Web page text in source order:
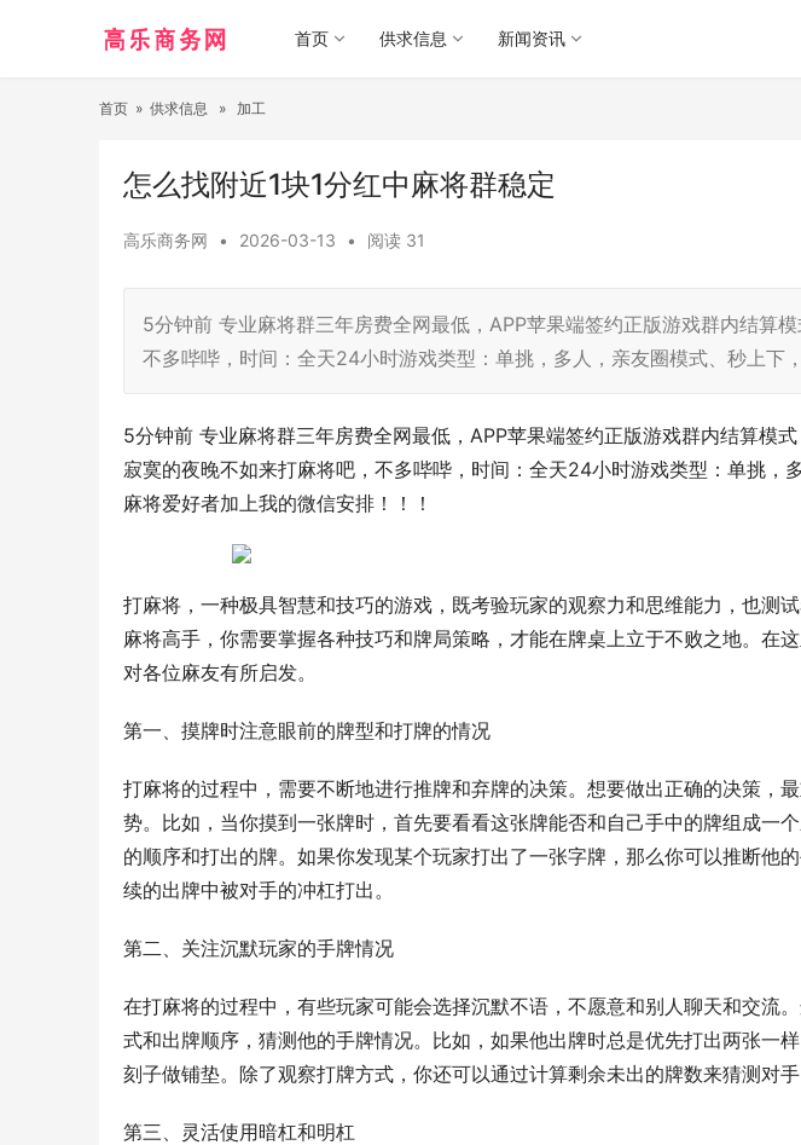
首页 供求信息 新闻资讯
首页 » 供求信息 » 加工
怎么找附近1块1分红中麻将群稳定
高乐商务网 • 2026-03-13 • 阅读 31
5分钟前 专业麻将群三年房费全网最低，APP苹果端签约正版游戏群内结算
不多哔哔，时间：全天24小时游戏类型：单挑，多人，亲友圈模式、秒上下
5分钟前 专业麻将群三年房费全网最低，APP苹果端签约正版游戏群内结算模式
寂寞的夜晚不如来打麻将吧，不多哔哔，时间：全天24小时游戏类型：单挑，
麻将爱好者加上我的微信安排！！！
打麻将，一种极具智慧和技巧的游戏，既考验玩家的观察力和思维能力，也测
麻将高手，你需要掌握各种技巧和牌局策略，才能在牌桌上立于不败之地。在
对各位麻友有所启发。
第一、摸牌时注意眼前的牌型和打牌的情况
打麻将的过程中，需要不断地进行推牌和弃牌的决策。想要做出正确的决策，
势。比如，当你摸到一张牌时，首先要看看这张牌能否和自己手中的牌组成一
的顺序和打出的牌。如果你发现某个玩家打出了一张字牌，那么你可以推断他
续的出牌中被对手的冲杠打出。
第二、关注沉默玩家的手牌情况
在打麻将的过程中，有些玩家可能会选择沉默不语，不愿意和别人聊天和交流
式和出牌顺序，猜测他的手牌情况。比如，如果他出牌时总是优先打出两张一
刻子做铺垫。除了观察打牌方式，你还可以通过计算剩余未出的牌数来猜测对手
第三、灵活使用暗杠和明杠